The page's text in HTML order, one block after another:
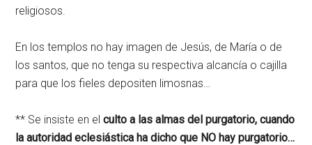
religiosos.
En los templos no hay imagen de Jesús, de María o de
los santos, que no tenga su respectiva alcancía o cajilla
para que los fieles depositen limosnas…
** Se insiste en elculto a las almas del purgatorio, cuando
la autoridad eclesiástica ha dicho que NO hay purgatorio…